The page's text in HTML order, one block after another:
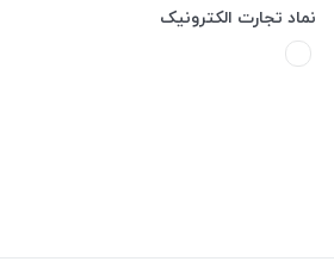
نماد تجارت الکترونیک